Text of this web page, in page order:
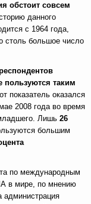
обстоит совсем
данного
с 1964 года,
столь большое число
таким
показатель оказался
2008 года во время
Лишь 26
большим
по международным
в мире, по мнению
администрация